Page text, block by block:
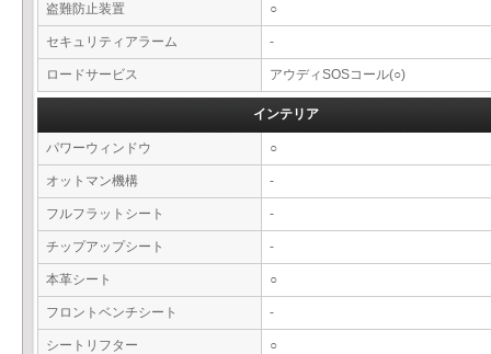
盗難防止装置 ○
セキュリティアラーム -
ロードサービス アウディSOSコール(○)
インテリア
パワーウィンドウ ○
オットマン機構 -
フルフラットシート -
チップアップシート -
本革シート ○
フロントベンチシート -
シートリフター ○